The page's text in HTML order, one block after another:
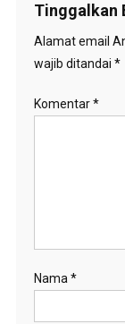
Tinggalkan
Alamat email
wajib ditandai *
Komentar*
Nama *